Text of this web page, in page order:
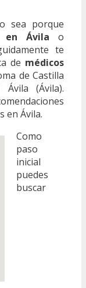
sea porque
en Ávila o
te
de médicos
de Castilla
(Ávila).
en Ávila.
Como
paso
inicial
puedes
buscar